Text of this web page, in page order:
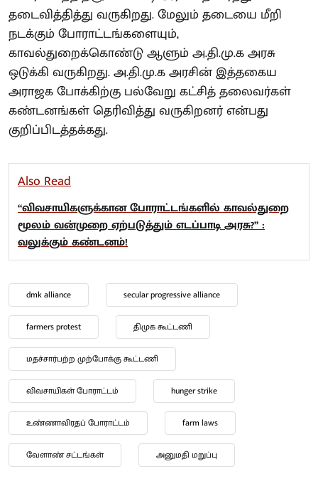
தடைவித்தித்து வருகிறது. மேலும் தடையை மீறி
நடக்கும் போராட்டங்களையும்,
காவல்துறைக்கொண்டு ஆளும் அ.தி.மு.க அரசு
ஒடுக்கி வருகிறது. அ.தி.மு.க அரசின் இத்தகைய
அராஜக போக்கிற்கு பல்வேறு கட்சித் தலைவர்கள்
கண்டனங்கள் தெரிவித்து வருகிறனர் என்பது
குறிப்பிடத்தக்கது.
Also Read
“விவசாயிகளுக்கான போராட்டங்களில் காவல்துறை
மூலம் வன்முறை ஏற்படுத்தும் எடப்பாடி அரசு?” :
வலுக்கும் கண்டனம்!
dmk alliance secular progressive alliance
farmers protest திமுக கூட்டணி
மதச்சார்பற்ற முற்போக்கு கூட்டணி
விவசாயிகள் போராட்டம் hunger strike
உண்ணாவிரதப் போராட்டம் farm laws
வேளாண் சட்டங்கள் அனுமதி மறுப்பு